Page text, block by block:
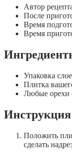
Автор
После
Время
Время
Упаковка
Плитка
Любые орехи
Инструкция
Положить
сделать